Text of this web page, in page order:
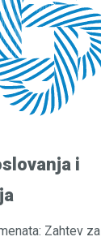
i
Zahtev za